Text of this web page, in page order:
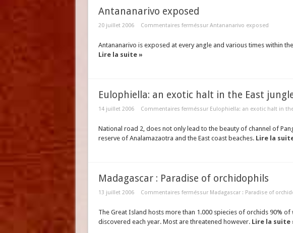
Antananarivo exposed
20 juillet 2006 Commentaires ferméssur Antananarivo exposed
Antananarivo is exposed at every angle and various times within
Lire la suite »
Eulophiella: an exotic halt in the East
14 juillet 2006 Commentaires ferméssur Eulophiella: an exotic halt in
National road 2, does not only lead to the beauty of channel of
reserve of Analamazaotra and the East coast beaches. Lire la
Madagascar : Paradise of orchidophils
13 juillet 2006 Commentaires ferméssur Madagascar : Paradise of
The Great Island hosts more than 1.000 spiecies of orchids 90%
discovered each year. Most are threatened however. Lire la suite